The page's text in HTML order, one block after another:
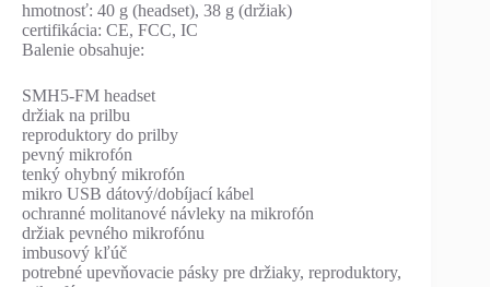
hmotnosť: 40 g (headset), 38 g (držiak)
certifikácia: CE, FCC, IC
Balenie obsahuje:
SMH5-FM headset
držiak na prilbu
reproduktory do prilby
pevný mikrofón
tenký ohybný mikrofón
mikro USB dátový/dobíjací kábel
ochranné molitanové návleky na mikrofón
držiak pevného mikrofónu
imbusový kľúč
potrebné upevňovacie pásky pre držiaky, reproduktory,